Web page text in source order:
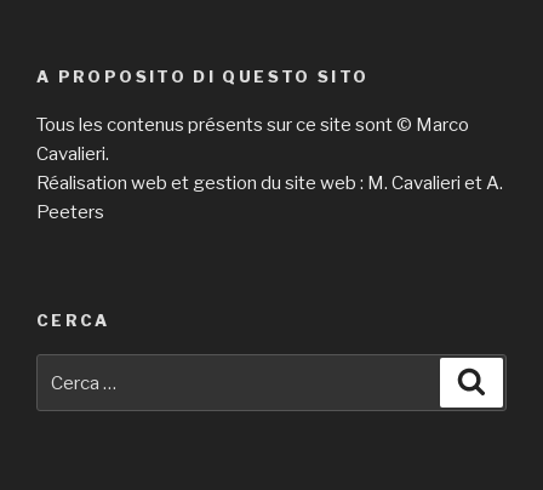
A PROPOSITO DI QUESTO SITO
Tous les contenus présents sur ce site sont © Marco
Cavalieri.
Réalisation web et gestion du site web : M. Cavalieri et A.
Peeters
CERCA